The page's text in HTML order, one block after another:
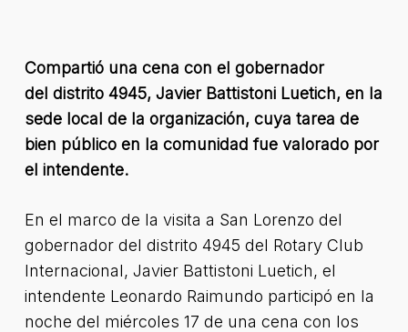
Compartió una cena con el gobernador
del distrito 4945, Javier Battistoni Luetich, en la
sede local de la organización, cuya tarea de
bien público en la comunidad fue valorado por
el intendente.
En el marco de la visita a San Lorenzo del
gobernador del distrito 4945 del Rotary Club
Internacional, Javier Battistoni Luetich, el
intendente Leonardo Raimundo participó en la
noche del miércoles 17 de una cena con los